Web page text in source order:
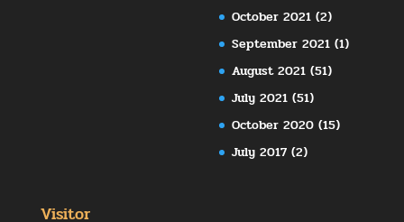
October 2021 (2)
September 2021 (1)
August 2021 (51)
July 2021 (51)
October 2020 (15)
July 2017 (2)
Visitor